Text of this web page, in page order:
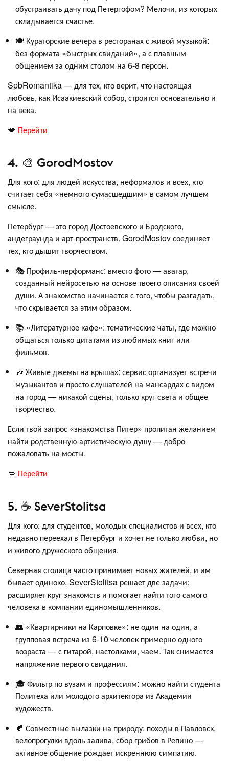
обустраивать дачу под Петергофом? Мелочи, из которых
складывается счастье.
🍽️ Кураторские вечера в ресторанах с живой музыкой:
без формата «быстрых свиданий», а с плавным
общением за одним столом на 6-8 персон.
SpbRomantika — для тех, кто верит, что настоящая
любовь, как Исаакиевский собор, строится основательно и
на века.
💋 Перейти
4. 🎨 GorodMostov
Для кого: для людей искусства, неформалов и всех, кто
считает себя «немного сумасшедшим» в самом лучшем
смысле.
Петербург — это город Достоевского и Бродского,
андеграунда и арт-пространств. GorodMostov соединяет
тех, кто дышит творчеством.
🎭 Профиль-перформанс: вместо фото — аватар,
созданный нейросетью на основе твоего описания своей
души. А знакомство начинается с того, чтобы разгадать,
что скрывается за этим образом.
📚 «Литературное кафе»: тематические чаты, где можно
общаться только цитатами из любимых книг или
фильмов.
🎶 Живые джемы на крышах: сервис организует встречи
музыкантов и просто слушателей на мансардах с видом
на город — никакой сцены, только круг света и общее
творчество.
Если твой запрос «знакомства Питер» пропитан желанием
найти родственную артистическую душу — добро
пожаловать на мосты.
💋 Перейти
5. ☕ SeverStolitsa
Для кого: для студентов, молодых специалистов и всех, кто
недавно переехал в Петербург и хочет не только любви, но
и живого дружеского общения.
Северная столица часто принимает новых жителей, и им
бывает одиноко. SeverStolitsa решает две задачи:
расширяет круг знакомств и помогает найти того самого
человека в компании единомышленников.
👥 «Квартирники на Карповке»: не один на один, а
групповая встреча из 6-10 человек примерно одного
возраста — с гитарой, настолками, чаем. Так снимается
напряжение первого свидания.
🎓 Фильтр по вузам и профессиям: можно найти студента
Политеха или молодого архитектора из Академии
художеств.
🍂 Совместные вылазки на природу: походы в Павловск,
велопрогулки вдоль залива, сбор грибов в Репино —
активное общение рождает искреннюю симпатию.